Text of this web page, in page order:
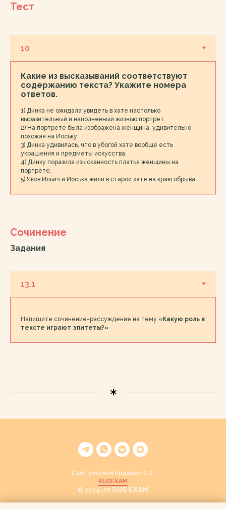
Тест
Какие из высказываний соответствуют
содержанию текста? Укажите номера
ответов.
1) Динка не ожидала увидеть в хате настолько
выразительный и наполненный жизнью портрет.
2) На портрете была изображена женщина, удивительно
похожая на Иоську.
3) Динка удивилась, что в убогой хате вообще есть
украшения и предметы искусства.
4) Динку поразила изысканность платья женщины на
портрете.
5) Яков Ильич и Иоська жили в старой хате на краю обрыва.
Сочинение
Задания
Напишите сочинение-рассуждение на тему «Какую роль в
тексте играют эпитеты?»
Сайт учителя Ерцевой С.Е.
RUSEXAM
© 2024-26 RUS EXAM